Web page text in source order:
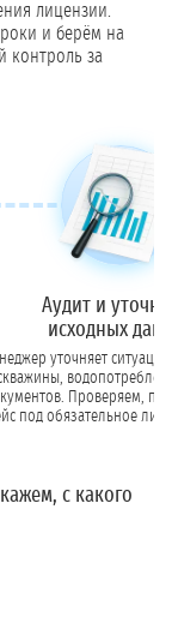
лицензии.
и берём на
контроль за
Аудит и
исходных
уточняет
Проверяем, попадает ли Ваш
под обязательное
с какого